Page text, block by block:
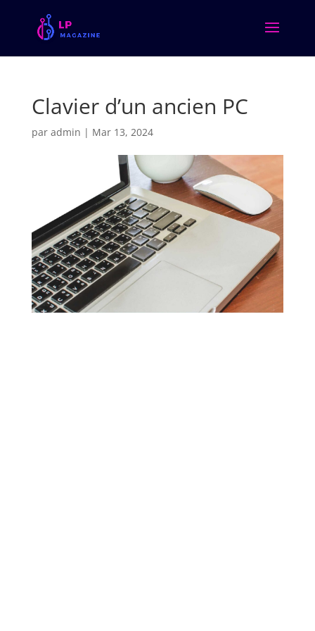
Clavier d’un ancien PC
par admin | Mar 13, 2024